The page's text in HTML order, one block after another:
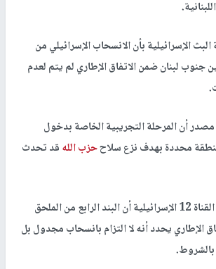
الإسرائيلية بأن الانسحاب الإسرائيلي من
جنوب لبنان ضمن الاتفاق الإطاري لم يتم لعدم
أن المرحلة التجريبية الخاصة بدخول
محددة بهدف نزع سلاححزب اللهقد تحدث
يأتي ذلك بينما ذكرت القناة 12 الإسرائيلية أن البند الرابع من الملحق
الإطاري يحدد أنه لا التزام بانسحاب مجدول بل
بالشروط.